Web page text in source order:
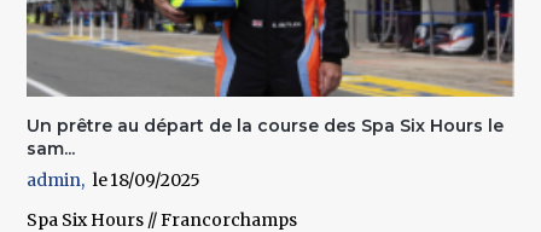
Un prêtre au départ de la course des Spa Six Hours le
sam...
admin
18/09/2025
Spa Six Hours // Francorchamps